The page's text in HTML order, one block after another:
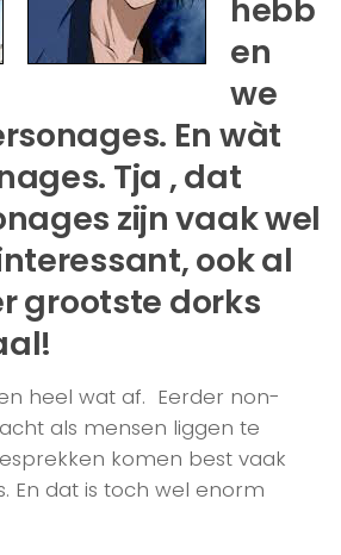
hebb
en
we
En wàt
Tja , dat
zijn vaak wel
ook al
grootste dorks
heel wat af. Eerder non-
als mensen liggen te
komen best vaak
En dat is toch wel enorm